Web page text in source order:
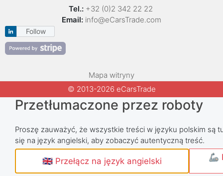
Tel.: +32 (0)2 342 22 22
Email: info@eCarsTrade.com
Follow
Mapa witryny
© 2013-2026 eCarsTrade
Przetłumaczone przez roboty
Proszę zauważyć, że wszystkie treści w języku polskim są
się na język angielski, aby zobaczyć autentyczną treść.
🇬🇧 Przełącz na język angielski 🦾